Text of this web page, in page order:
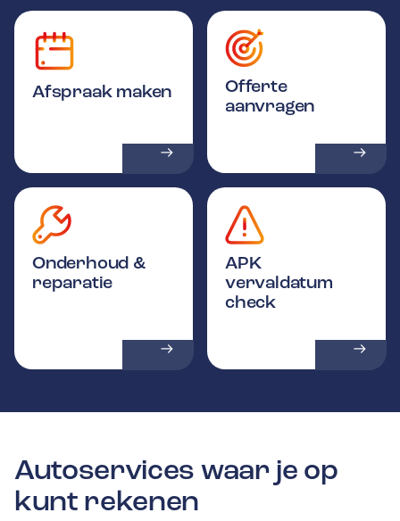
Afspraak maken
Offerte
aanvragen
Onderhoud &
reparatie
APK
vervaldatum
check
Autoservices waar je op
kunt rekenen